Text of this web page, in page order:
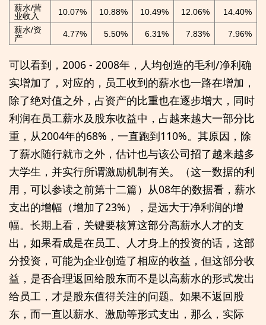
薪水/营
业收入
10.07% 10.88% 10.49% 12.06%
14.40%
薪水/资
产
4.77% 5.50% 6.31% 7.83% 7.96%
可以看到，2006 - 2008年，人均创造的毛利/净利确
实增加了，对应的，员工收到的薪水也一路在增加，
除了绝对值之外，占资产的比重也在逐步增大，同时
利润在员工薪水及股东收益中，占越来越大一部分比
重，从2004年的68%，一直跑到110%。其原因，除
了薪水随行就市之外，估计也与该公司招了越来越多
大学生，并实行所谓激励机制有关。（这一数据的利
用，可以参读之前第十二篇）从08年的数据看，薪水
支出的增幅（增加了23%），是远大于净利润的增
幅。长期上看，关键要核算这部分高薪水人才的支
出，如果看成是在员工、人才身上的投资的话，这部
分投资，可能为企业创造了相应的收益，但这部分收
益，是否合理返回给股东而不是以高薪水的形式发出
给员工，才是股东值得关注的问题。如果不返回股
东，而一直以薪水、激励等形式支出，那么，实际